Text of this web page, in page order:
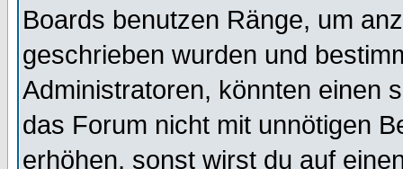
Boards benutzen Ränge, um
geschrieben wurden und
Administratoren, könnten einen
das Forum nicht mit unnötigen
erhöhen, sonst wirst du auf